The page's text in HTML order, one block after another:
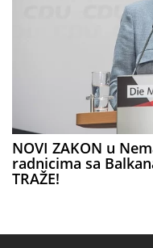
NOVI ZAKON u
radnicima sa
TRAŽE!